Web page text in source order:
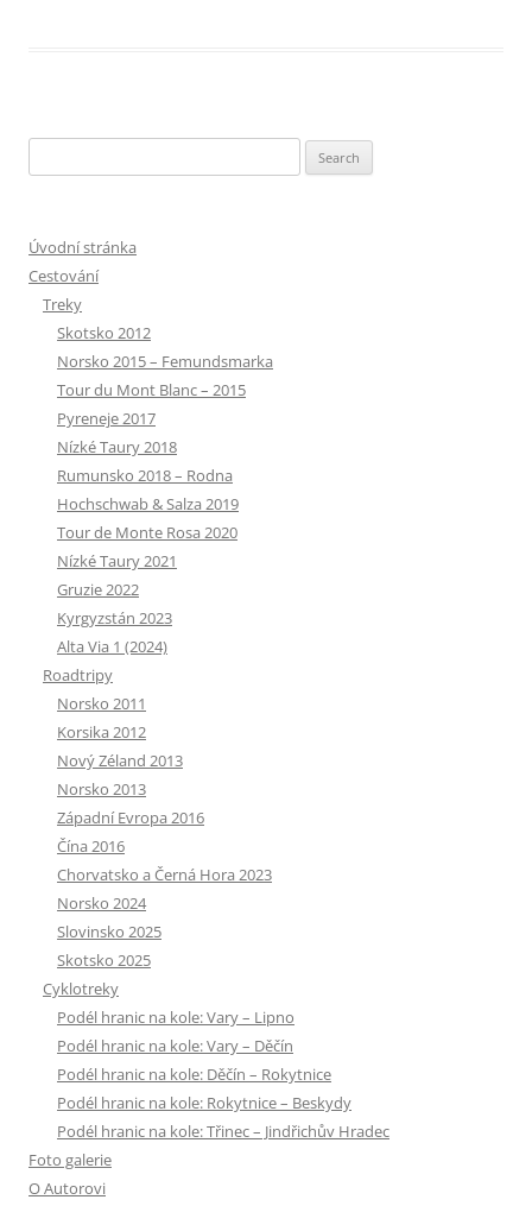
for:
Úvodní stránka
Cestování
Treky
Skotsko 2012
Norsko 2015 – Femundsmarka
Tour du Mont Blanc – 2015
Pyreneje 2017
Nízké Taury 2018
Rumunsko 2018 – Rodna
Hochschwab & Salza 2019
Tour de Monte Rosa 2020
Nízké Taury 2021
Gruzie 2022
Kyrgyzstán 2023
Alta Via 1 (2024)
Roadtripy
Norsko 2011
Korsika 2012
Nový Zéland 2013
Norsko 2013
Západní Evropa 2016
Čína 2016
Chorvatsko a Černá Hora 2023
Norsko 2024
Slovinsko 2025
Skotsko 2025
Cyklotreky
Podél hranic na kole: Vary – Lipno
Podél hranic na kole: Vary – Děčín
Podél hranic na kole: Děčín – Rokytnice
Podél hranic na kole: Rokytnice – Beskydy
Podél hranic na kole: Třinec – Jindřichův Hradec
Foto galerie
O Autorovi